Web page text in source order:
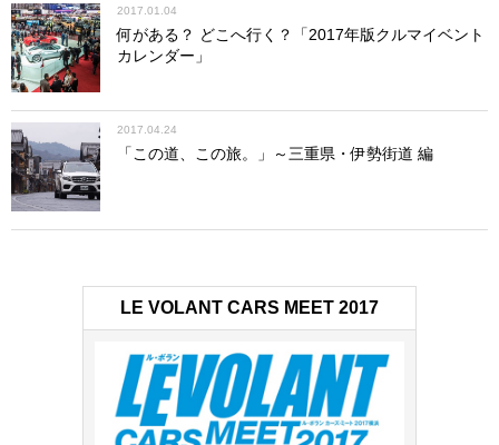
走行用バッテリーの搭載
続いては走行用バッテリーをシャーシに固定するためのホ
ルダーの取り付け。バッテリーポスト（A2部品）をシャー
シ左右に取り付けたら、バッテリーホルダー（A4部品）を
６mmスナップピンで取り付ける。走行用バッテリーの着脱
は、この６mmスナップピンを取り外すだけで簡単にできる
いよいよフィナーレ！ シャーシ完
2017.01.04
何がある？ どこへ行く？「2017年版クルマイベント
カレンダー」
2017.04.24
「この道、この旅。」～三重県・伊勢街道 編
LE VOLANT CARS MEET 2017